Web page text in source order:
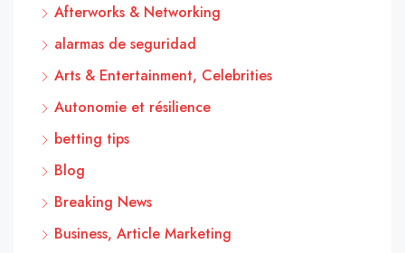
Afterworks & Networking
alarmas de seguridad
Arts & Entertainment, Celebrities
Autonomie et résilience
betting tips
Blog
Breaking News
Business, Article Marketing